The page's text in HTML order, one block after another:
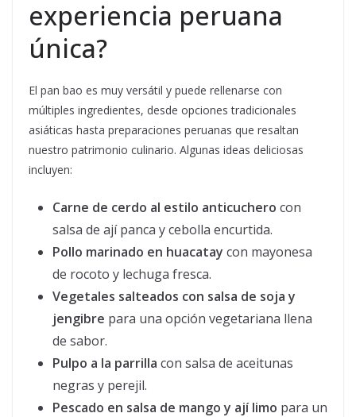
experiencia peruana
única?
El pan bao es muy versátil y puede rellenarse con
múltiples ingredientes, desde opciones tradicionales
asiáticas hasta preparaciones peruanas que resaltan
nuestro patrimonio culinario. Algunas ideas deliciosas
incluyen:
Carne de cerdo al estilo anticuchero con
salsa de ají panca y cebolla encurtida.
Pollo marinado en huacatay con mayonesa
de rocoto y lechuga fresca.
Vegetales salteados con salsa de soja y
jengibre para una opción vegetariana llena
de sabor.
Pulpo a la parrilla con salsa de aceitunas
negras y perejil.
Pescado en salsa de mango y ají limo para un